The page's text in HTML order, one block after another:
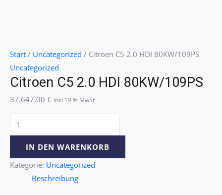
Start / Uncategorized / Citroen C5 2.0 HDI 80KW/109PS
Uncategorized
Citroen C5 2.0 HDI 80KW/109PS
37.647,00 € inkl 19 % MwSt
IN DEN WARENKORB
Kategorie: Uncategorized
Beschreibung